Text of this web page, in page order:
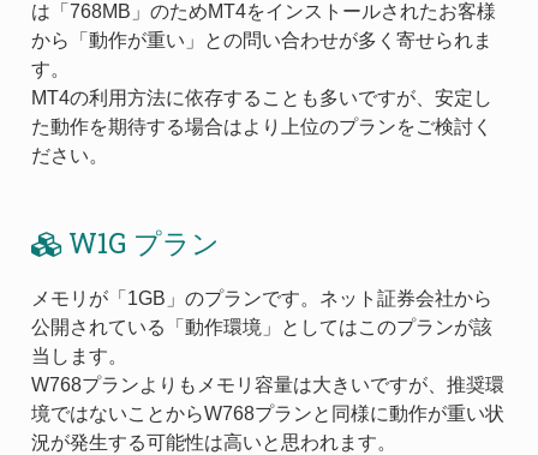
は「768MB」のためMT4をインストールされたお客様
から「動作が重い」との問い合わせが多く寄せられま
す。
MT4の利用方法に依存することも多いですが、安定し
た動作を期待する場合はより上位のプランをご検討く
ださい。
W1G プラン
メモリが「1GB」のプランです。ネット証券会社から
公開されている「動作環境」としてはこのプランが該
当します。
W768プランよりもメモリ容量は大きいですが、推奨環
境ではないことからW768プランと同様に動作が重い状
況が発生する可能性は高いと思われます。